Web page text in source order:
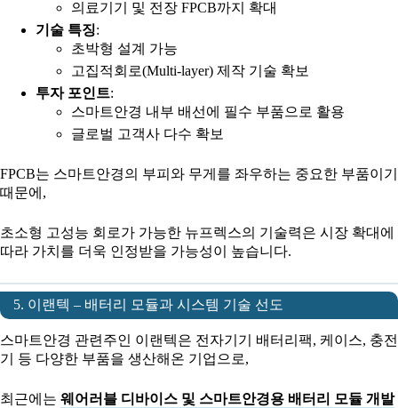
의료기기 및 전장 FPCB까지 확대
기술 특징:
초박형 설계 가능
고집적회로(Multi-layer) 제작 기술 확보
투자 포인트:
스마트안경 내부 배선에 필수 부품으로 활용
글로벌 고객사 다수 확보
FPCB는 스마트안경의 부피와 무게를 좌우하는 중요한 부품이기
때문에,
초소형 고성능 회로가 가능한 뉴프렉스의 기술력은 시장 확대에
따라 가치를 더욱 인정받을 가능성이 높습니다.
5. 이랜텍 – 배터리 모듈과 시스템 기술 선도
스마트안경 관련주인 이랜텍은 전자기기 배터리팩, 케이스, 충전
기 등 다양한 부품을 생산해온 기업으로,
최근에는 웨어러블 디바이스 및 스마트안경용 배터리 모듈 개발